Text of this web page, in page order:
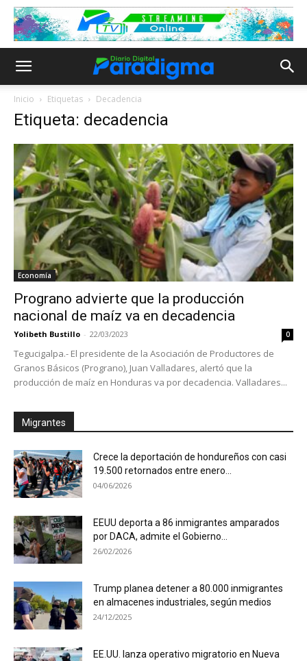
Inicio Etiquetas Decadencia
Etiqueta: decadencia
Economía
Prograno advierte que la producción
nacional de maíz va en decadencia
Yolibeth Bustillo - 22/03/2023 0
Tegucigalpa.- El presidente de la Asociación de Productores de
Granos Básicos (Prograno), Juan Valladares, alertó que la
producción de maíz en Honduras va por decadencia. Valladares...
Migrantes
Crece la deportación de hondureños con casi
19.500 retornados entre enero...
04/06/2026
EEUU deporta a 86 inmigrantes amparados
por DACA, admite el Gobierno...
26/02/2026
Trump planea detener a 80.000 inmigrantes
en almacenes industriales, según medios
24/12/2025
EE.UU. lanza operativo migratorio en Nueva